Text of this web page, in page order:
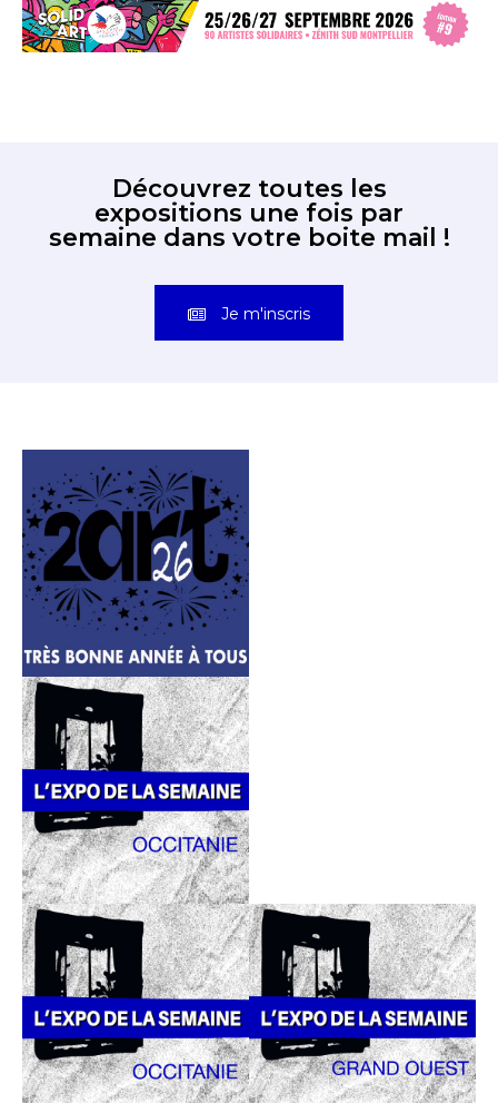
Découvrez toutes les
expositions une fois par
semaine dans votre boite mail !
Je m'inscris